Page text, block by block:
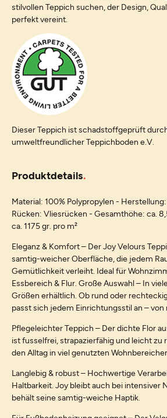
stilvollen Teppich suchen, der Design,
perfekt vereint.
Dieser Teppich ist schadstoffgeprüft
umweltfreundlicher Teppichboden e.V.
Produktdetails
Material: 100% Polypropylen -
Rücken: Vliesrücken - Gesamthöhe: ca.
ca. 1175 gr. pro m²
Eleganz & Komfort – Der Joy Velours
samtig-weicher Oberfläche, die jedem
Gemütlichkeit verleiht. Ideal für
Essbereich & Flur. Große Auswahl – In
Größen erhältlich. Ob rund oder
passt sich jedem Einrichtungsstil an – von
Pflegeleichter Teppich – Der dichte Flor
ist fusselfrei, strapazierfähig und leicht zu
den Alltag in viel genutzten
Langlebig & robust – Hochwertige
Haltbarkeit. Joy bleibt auch bei intensiver
behält seine samtig-weiche Haptik.